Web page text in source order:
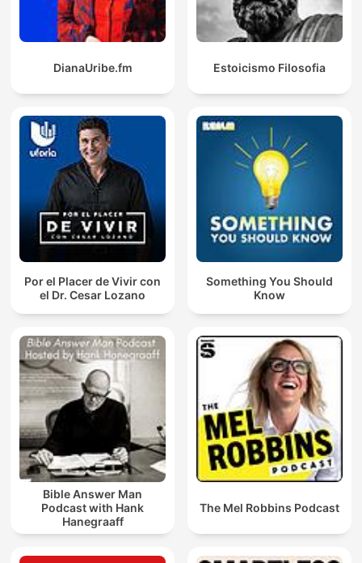
DianaUribe.fm Estoicismo Filosofia
Por el Placer de Vivir con
el Dr. Cesar Lozano
Something You Should
Know
Bible Answer Man
Podcast with Hank
Hanegraaff
The Mel Robbins Podcast